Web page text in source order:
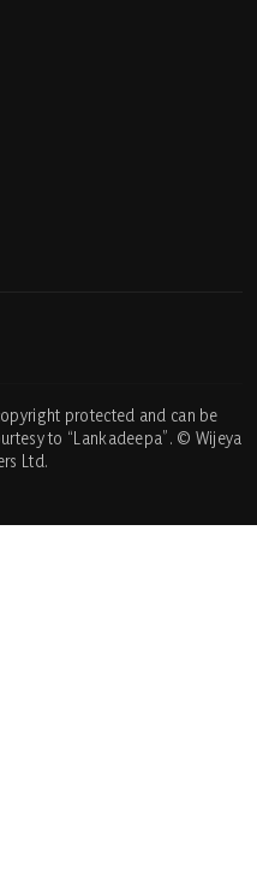
protected and can be
to “Lankadeepa”. © Wijeya
Ltd.